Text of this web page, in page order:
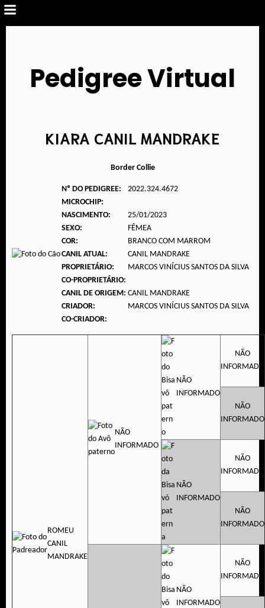
Pedigree Virtual
KIARA CANIL MANDRAKE
Border Collie
Nº DO PEDIGREE:
2022.324.4672
MICROCHIP:
NASCIMENTO:
25/01/2023
SEXO:
FÊMEA
COR:
BRANCO COM MARROM
CANIL ATUAL:
CANIL MANDRAKE
PROPRIETÁRIO:
MARCOS VINÍCIUS SANTOS DA SILVA
CO-PROPRIETÁRIO:
CANIL DE ORIGEM: CANIL MANDRAKE
CRIADOR:
MARCOS VINÍCIUS SANTOS DA SILVA
CO-CRIADOR:
ROMEU
CANIL
MANDRAKE
NÃO
INFORMADO
NÃO
INFORMADO
NÃO
INFORMADO
NÃO
INFORMADO
NÃO
INFORMADO
NÃO
INFORMADO
NÃO
INFORMADO
NÃO
INFORMADO
NÃO
INFORMADO